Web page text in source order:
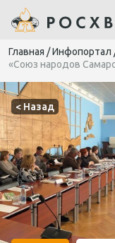
Главная /Инфопортал
«Союз народов
< Назад